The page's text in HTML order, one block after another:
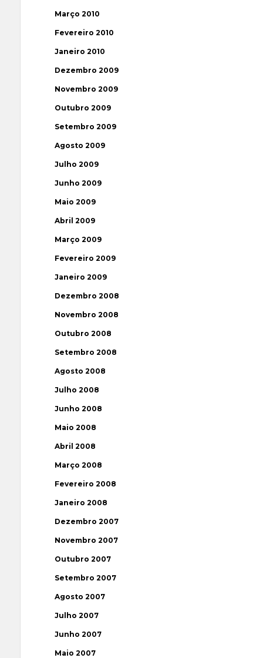
Março 2010
Fevereiro 2010
Janeiro 2010
Dezembro 2009
Novembro 2009
Outubro 2009
Setembro 2009
Agosto 2009
Julho 2009
Junho 2009
Maio 2009
Abril 2009
Março 2009
Fevereiro 2009
Janeiro 2009
Dezembro 2008
Novembro 2008
Outubro 2008
Setembro 2008
Agosto 2008
Julho 2008
Junho 2008
Maio 2008
Abril 2008
Março 2008
Fevereiro 2008
Janeiro 2008
Dezembro 2007
Novembro 2007
Outubro 2007
Setembro 2007
Agosto 2007
Julho 2007
Junho 2007
Maio 2007